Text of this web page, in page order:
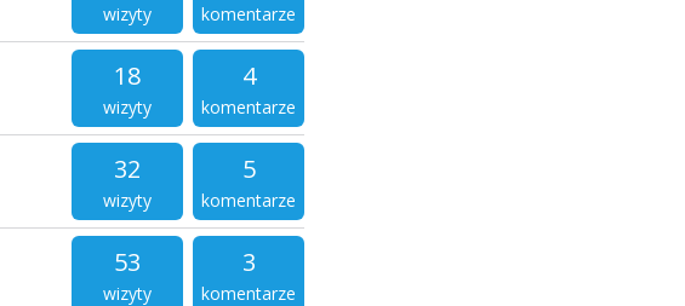
wizyty komentarze
18
wizyty
4
komentarze
32
wizyty
5
komentarze
53
wizyty
3
komentarze